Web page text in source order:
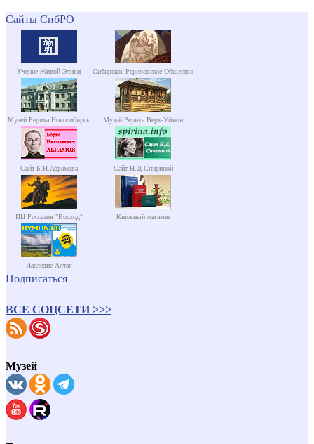
Сайты СибРО
Учение Живой Этики Сибирское Рериховское Общество
Музей Рериха Новосибирск Музей Рериха Верх-Уймон
Сайт Б.Н.Абрамова Сайт Н.Д.Спириной
ИЦ Россазия "Восход" Книжный магазин
Наследие Алтая
Подписаться
ВСЕ СОЦСЕТИ >>>
Музей